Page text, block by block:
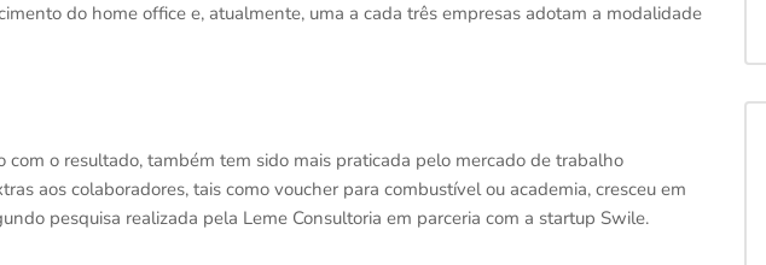
do home office e, atualmente, uma a cada três empresas adotam a modalidade
com o resultado, também tem sido mais praticada pelo mercado de trabalho
aos colaboradores, tais como voucher para combustível ou academia, cresceu em
pesquisa realizada pela Leme Consultoria em parceria com a startup Swile.